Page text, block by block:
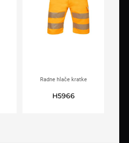
Radne hlače kratke
narančasto-crne
H5966